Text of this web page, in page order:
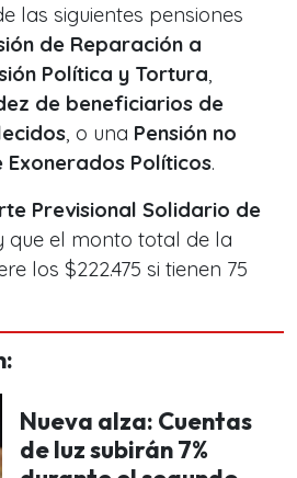
las siguientes pensiones
de Reparación a
Política y Tortura,
de beneficiarios de
, o una Pensión no
Exonerados Políticos.
Previsional Solidario de
que el monto total de la
los $222.475 si tienen 75
Nueva alza: Cuentas
de luz subirán 7%